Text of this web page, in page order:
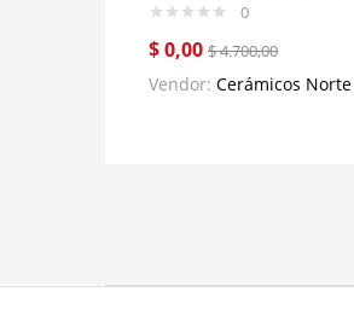
0
$0,00 $4.700,00
Vendor: Cerámicos Norte